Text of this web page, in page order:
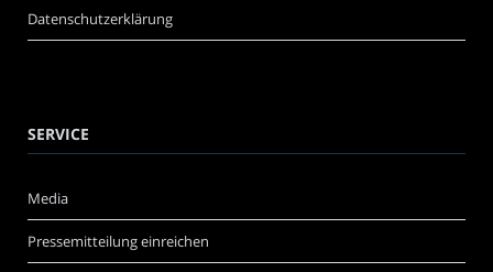
Datenschutzerklärung
SERVICE
Media
Pressemitteilung einreichen